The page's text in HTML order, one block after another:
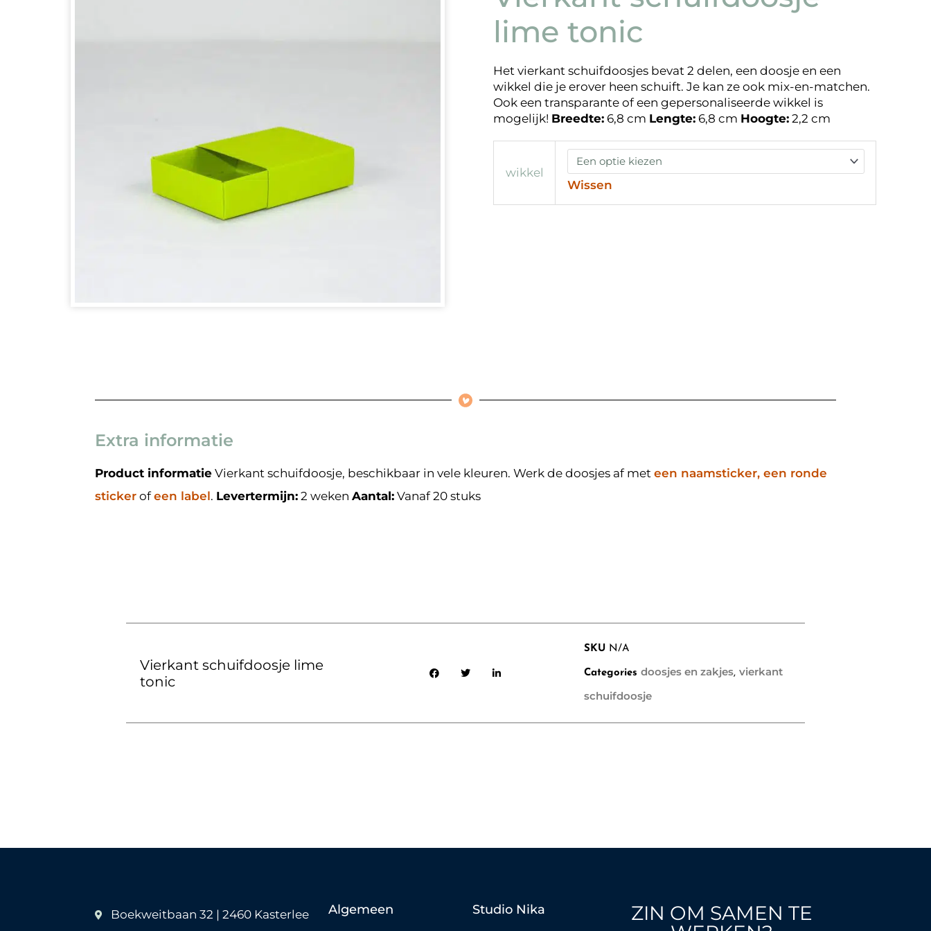
lime tonic
Het vierkant schuifdoosjes bevat 2 delen, een doosje en een
wikkel die je erover heen schuift. Je kan ze ook mix-en-matchen.
Ook een transparante of een gepersonaliseerde wikkel is
mogelijk! Breedte: 6,8 cm Lengte: 6,8 cm Hoogte: 2,2 cm
wikkel
Wissen
Extra informatie
Product informatie Vierkant schuifdoosje, beschikbaar in vele kleuren. Werk de doosjes af met een naamsticker, een ronde
sticker ofeen label. Levertermijn: 2 weken Aantal: Vanaf 20 stuks
Vierkant schuifdoosje lime
tonic
SKU N/A
Categories doosjes en zakjes, vierkant
schuifdoosje
Boekweitbaan 32 | 2460 Kasterlee
Algemeen Studio Nika
ZIN OM SAMEN TE